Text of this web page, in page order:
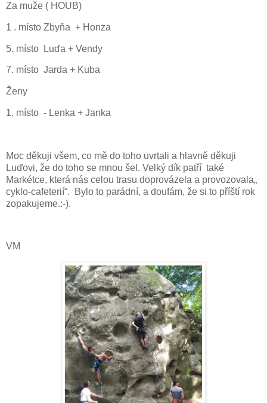
Za muže ( HOUB)
1 . místo Zbyňa + Honza
5. místo Luďa + Vendy
7. místo Jarda + Kuba
Ženy
1. místo - Lenka + Janka
Moc děkuji všem, co mě do toho uvrtali a hlavně děkuji
Luďovi, že do toho se mnou šel. Velký dík patří také
Markétce, která nás celou trasu doprovázela a provozovala„
cyklo-cafeterií“.
Bylo to parádní, a doufám, že si to příští rok
zopakujeme.:-).
VM